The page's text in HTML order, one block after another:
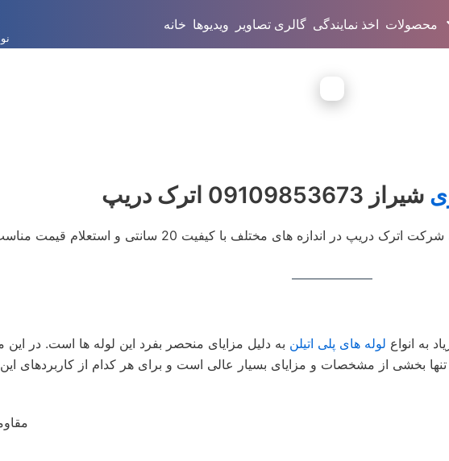
نوار
خانه ویدیوها گالری تصاویر اخذ نمایندگی محصولات
شیراز 09109853673 اترک دریپ
به انواع لوله‌ های پلی اتیلن به دلیل مزایای منحصر بفرد این لوله‌ ها است. در این